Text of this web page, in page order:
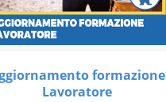
formazione
Lavoratore